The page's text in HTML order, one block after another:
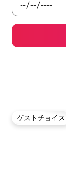
ゲストチョイス
ゲストチョイス